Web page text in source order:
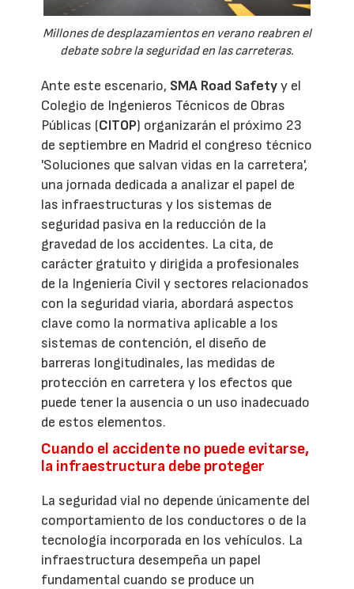
Millones de desplazamientos en verano reabren el
debate sobre la seguridad en las carreteras.
Ante este escenario, SMA Road Safetyy el
Colegio de Ingenieros Técnicos de Obras
Públicas (CITOP) organizarán el próximo 23
de septiembre en Madrid el congreso técnico
'Soluciones que salvan vidas en la carretera',
una jornada dedicada a analizar el papel de
las infraestructuras y los sistemas de
seguridad pasiva en la reducción de la
gravedad de los accidentes. La cita, de
carácter gratuito y dirigida a profesionales
de la Ingeniería Civil y sectores relacionados
con la seguridad viaria, abordará aspectos
clave como la normativa aplicable a los
sistemas de contención, el diseño de
barreras longitudinales, las medidas de
protección en carretera y los efectos que
puede tener la ausencia o un uso inadecuado
de estos elementos.
Cuando el accidente no puede evitarse,
la infraestructura debe proteger
La seguridad vial no depende únicamente del
comportamiento de los conductores o de la
tecnología incorporada en los vehículos. La
infraestructura desempeña un papel
fundamental cuando se produce un